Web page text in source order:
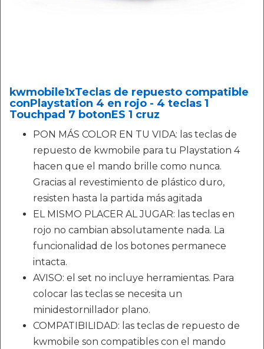
kwmobile1xTeclas de repuesto compatible
conPlaystation 4 en rojo - 4 teclas 1
Touchpad 7 botonES 1 cruz
PON MÁS COLOR EN TU VIDA: las teclas de
repuesto de kwmobile para tu Playstation 4
hacen que el mando brille como nunca.
Gracias al revestimiento de plástico duro,
resisten hasta la partida más agitada
EL MISMO PLACER AL JUGAR: las teclas en
rojo no cambian absolutamente nada. La
funcionalidad de los botones permanece
intacta.
AVISO: el set no incluye herramientas. Para
colocar las teclas se necesita un
minidestornillador plano.
COMPATIBILIDAD: las teclas de repuesto de
kwmobile son compatibles con el mando